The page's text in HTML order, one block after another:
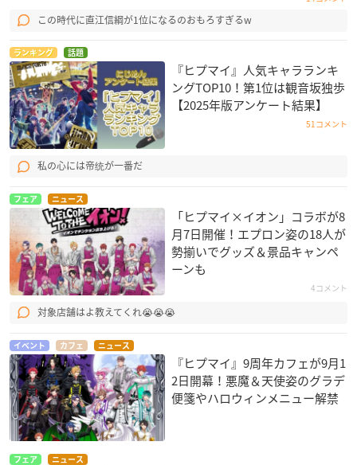
この時代に直江信綱が1位になるのおもろすぎるw
ランキング 話題
『ヒプマイ』人気キャラランキ
ングTOP10！第1位は観音坂独歩
【2025年版アンケート結果】
51コメント
私の心には帝统が一番だ
フェア ニュース
「ヒプマイ×イオン」コラボが8
月7日開催！エプロン姿の18人が
勢揃いでグッズ＆景品キャンペ
ーンも
4コメント
対象店舗はよ教えてくれ😭😭😭
イベント カフェ ニュース
『ヒプマイ』9周年カフェが9月1
2日開幕！悪魔＆天使姿のグラデ
便箋やハロウィンメニュー解禁
フェア ニュース